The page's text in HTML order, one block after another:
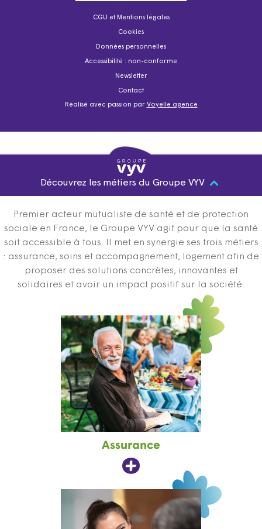
CGU et Mentions légales
Cookies
Données personnelles
Accessibilité : non-conforme
Newsletter
Contact
Réalisé avec passion par Voyelle agence
Découvrez les métiers du Groupe VYV
Premier acteur mutualiste de santé et de protection
sociale en France, le Groupe VYV agit pour que la santé
soit accessible à tous. Il met en synergie ses trois métiers
: assurance, soins et accompagnement, logement afin de
proposer des solutions concrètes, innovantes et
solidaires et avoir un impact positif sur la société.
Assurance